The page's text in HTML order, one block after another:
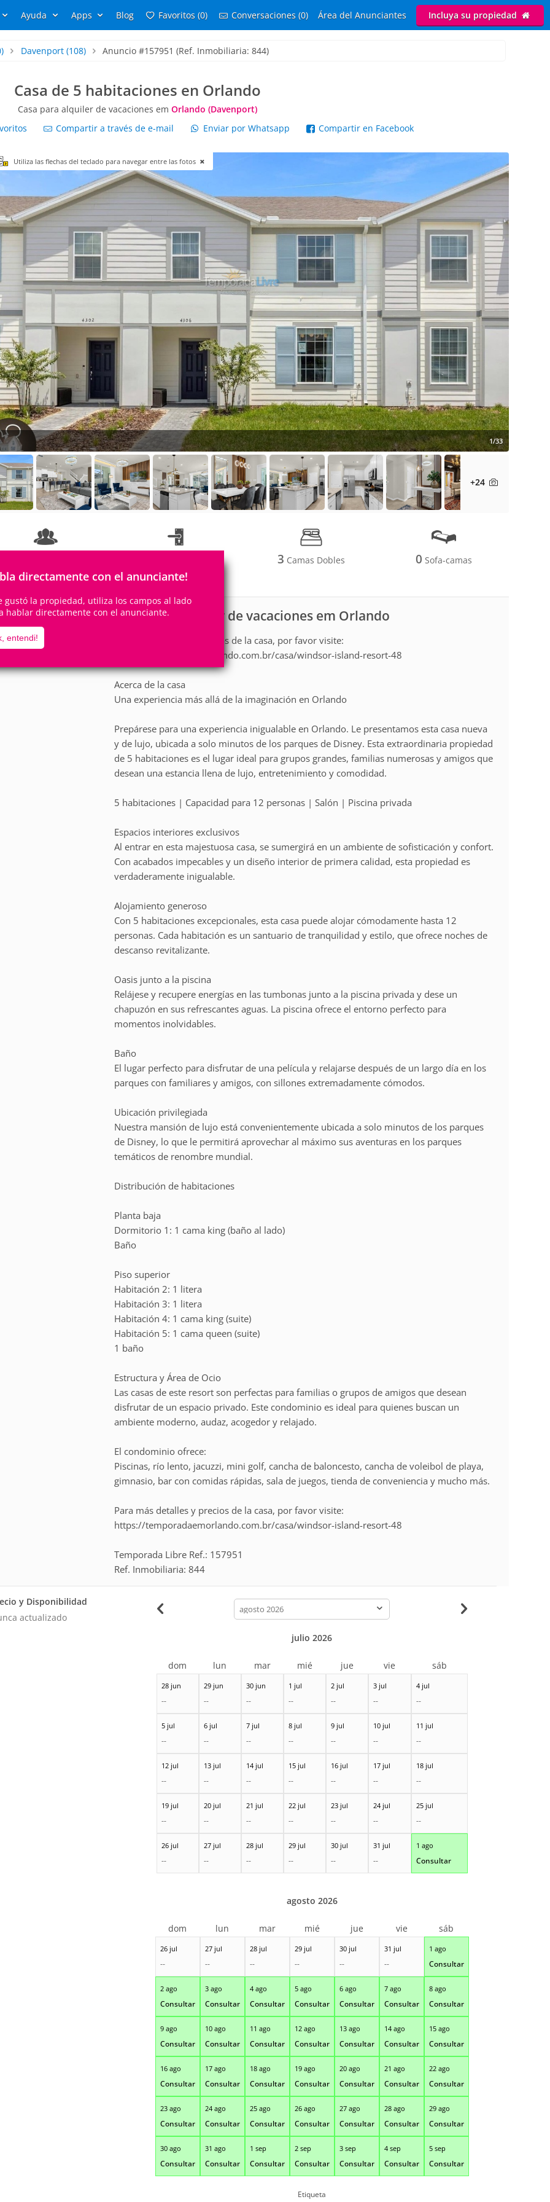
Ayuda Apps Blog Favoritos (0) Conversaciones (0) Área del Anunciantes Incluya su propiedad
Davenport(108) Anuncio #157951 (Ref. Inmobiliaria: 844)
Casa de 5 habitaciones en Orlando
Casa para alquiler de vacaciones em Orlando (Davenport)
Compartir a través de e-mail Enviar por Whatsapp Compartir en Facebook
directamente con el anunciante!
gustó la propiedad, utiliza los campos al lado
hablar directamente con el anunciante.
entendi!
Utiliza las flechas del teclado para navegar entre las fotos
1/33
+24
2Suites
3 Camas Dobles 0 Sofa-camas
Casa para alquiler de vacaciones em Orlando
Para más detalles y precios de la casa, por favor visite:
https://temporadaemorlando.com.br/casa/windsor-island-resort-48
Acerca de la casa
Una experiencia más allá de la imaginación en Orlando
Prepárese para una experiencia inigualable en Orlando. Le presentamos esta casa nueva
y de lujo, ubicada a solo minutos de los parques de Disney. Esta extraordinaria propiedad
de 5 habitaciones es el lugar ideal para grupos grandes, familias numerosas y amigos que
desean una estancia llena de lujo, entretenimiento y comodidad.
5 habitaciones | Capacidad para 12 personas | Salón | Piscina privada
Espacios interiores exclusivos
Al entrar en esta majestuosa casa, se sumergirá en un ambiente de sofisticación y confort.
Con acabados impecables y un diseño interior de primera calidad, esta propiedad es
verdaderamente inigualable.
Alojamiento generoso
Con 5 habitaciones excepcionales, esta casa puede alojar cómodamente hasta 12
personas. Cada habitación es un santuario de tranquilidad y estilo, que ofrece noches de
descanso revitalizante.
Oasis junto a la piscina
Relájese y recupere energías en las tumbonas junto a la piscina privada y dese un
chapuzón en sus refrescantes aguas. La piscina ofrece el entorno perfecto para
momentos inolvidables.
Baño
El lugar perfecto para disfrutar de una película y relajarse después de un largo día en los
parques con familiares y amigos, con sillones extremadamente cómodos.
Ubicación privilegiada
Nuestra mansión de lujo está convenientemente ubicada a solo minutos de los parques
de Disney, lo que le permitirá aprovechar al máximo sus aventuras en los parques
temáticos de renombre mundial.
Distribución de habitaciones
Planta baja
Dormitorio 1: 1 cama king (baño al lado)
Baño
Piso superior
Habitación 2: 1 litera
Habitación 3: 1 litera
Habitación 4: 1 cama king (suite)
Habitación 5: 1 cama queen (suite)
1 baño
Estructura y Área de Ocio
Las casas de este resort son perfectas para familias o grupos de amigos que desean
disfrutar de un espacio privado. Este condominio es ideal para quienes buscan un
ambiente moderno, audaz, acogedor y relajado.
El condominio ofrece:
Piscinas, río lento, jacuzzi, mini golf, cancha de baloncesto, cancha de voleibol de playa,
gimnasio, bar con comidas rápidas, sala de juegos, tienda de conveniencia y mucho más.
Para más detalles y precios de la casa, por favor visite:
https://temporadaemorlando.com.br/casa/windsor-island-resort-48
Temporada Libre Ref.: 157951
Ref. Inmobiliaria: 844
y Disponibilidad
actualizado
calendar-
month
28 jun
--
29 jun
--
30 jun
--
1 jul
--
2 jul
--
3 jul
--
4 jul
--
5 jul
--
6 jul
--
7 jul
--
8 jul
--
9 jul
--
10 jul
--
11 jul
--
12 jul
--
13 jul
--
14 jul
--
15 jul
--
16 jul
--
17 jul
--
18 jul
--
19 jul
--
20 jul
--
21 jul
--
22 jul
--
23 jul
--
24 jul
--
25 jul
--
26 jul
--
27 jul
--
28 jul
--
29 jul
--
30 jul
--
31 jul
--
1 ago
Consultar
julio 2026
dom lun mar mié jue vie sáb
26 jul
--
27 jul
--
28 jul
--
29 jul
--
30 jul
--
31 jul
--
1 ago
Consultar
2 ago
Consultar
3 ago
Consultar
4 ago
Consultar
5 ago
Consultar
6 ago
Consultar
7 ago
Consultar
8 ago
Consultar
9 ago
Consultar
10 ago
Consultar
11 ago
Consultar
12 ago
Consultar
13 ago
Consultar
14 ago
Consultar
15 ago
Consultar
16 ago
Consultar
17 ago
Consultar
18 ago
Consultar
19 ago
Consultar
20 ago
Consultar
21 ago
Consultar
22 ago
Consultar
23 ago
Consultar
24 ago
Consultar
25 ago
Consultar
26 ago
Consultar
27 ago
Consultar
28 ago
Consultar
29 ago
Consultar
30 ago
Consultar
31 ago
Consultar
1 sep
Consultar
2 sep
Consultar
3 sep
Consultar
4 sep
Consultar
5 sep
Consultar
agosto 2026
dom lun mar mié jue vie sáb
Etiqueta